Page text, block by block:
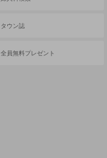
タウン誌
全員無料プレゼント